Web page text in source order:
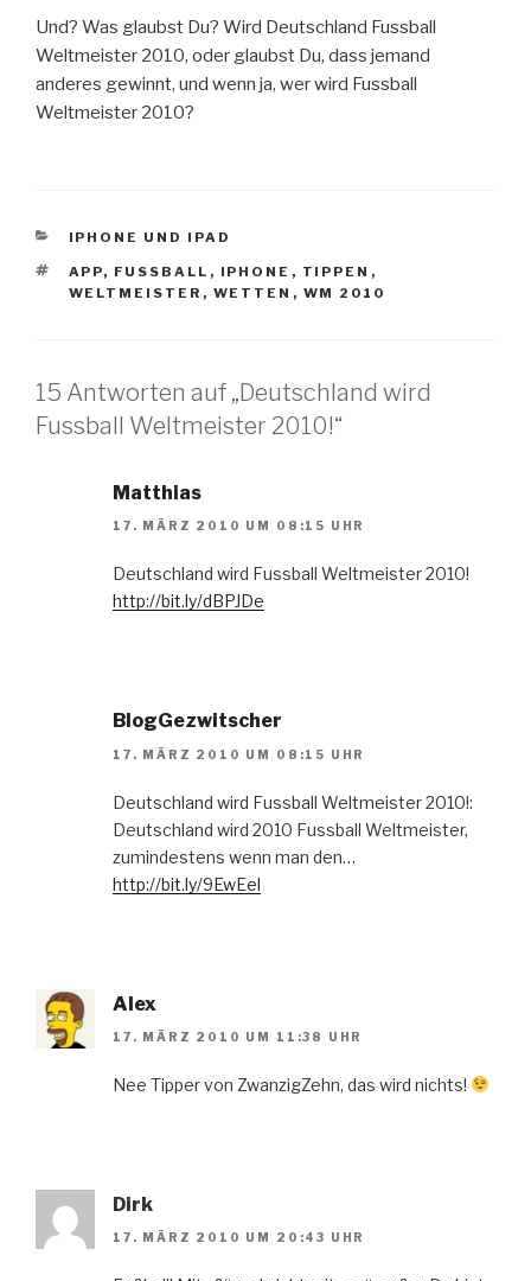
Und? Was glaubst Du? Wird Deutschland Fussball
Weltmeister 2010, oder glaubst Du, dass jemand
anderes gewinnt, und wenn ja, wer wird Fussball
Weltmeister 2010?
KATEGORIEN
IPHONE UND IPAD
SCHLAGWÖRTER
APP, FUSSBALL , IPHONE , TIPPEN ,
WELTMEISTER , WETTEN , WM 2010
15 Antworten auf „Deutschland wird
Fussball Weltmeister 2010!“
Matthias
17. MÄRZ 2010 UM 08:15 UHR
Deutschland wird Fussball Weltmeister 2010!
http://bit.ly/dBPJDe
BlogGezwitscher
17. MÄRZ 2010 UM 08:15 UHR
Deutschland wird Fussball Weltmeister 2010!:
Deutschland wird 2010 Fussball Weltmeister,
zumindestens wenn man den…
http://bit.ly/9EwEel
Alex
17. MÄRZ 2010 UM 11:38 UHR
Nee Tipper von ZwanzigZehn, das wird nichts!
Dirk
17. MÄRZ 2010 UM 20:43 UHR